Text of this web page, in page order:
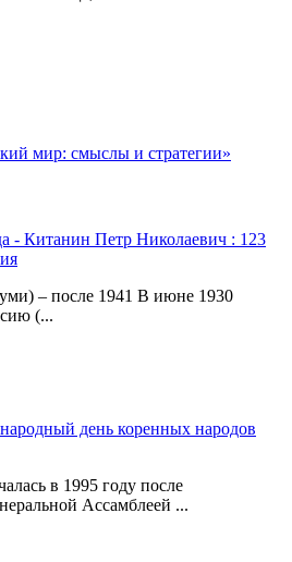
мир: смыслы и стратегии»
- Китанин Петр Николаевич : 123
– после 1941 В июне 1930
(...
день коренных народов
в 1995 году после
Ассамблеей ...